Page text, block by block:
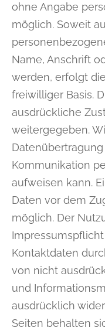
ohne Angabe
möglich. Soweit
Name, Anschrift
werden, erfolgt
freiwilliger Basis.
ausdrückliche
weitergegeben.
Kommunikation
aufweisen kann.
Daten vor dem
möglich. Der
Kontaktdaten
von nicht
und
ausdrücklich
Seiten behalten